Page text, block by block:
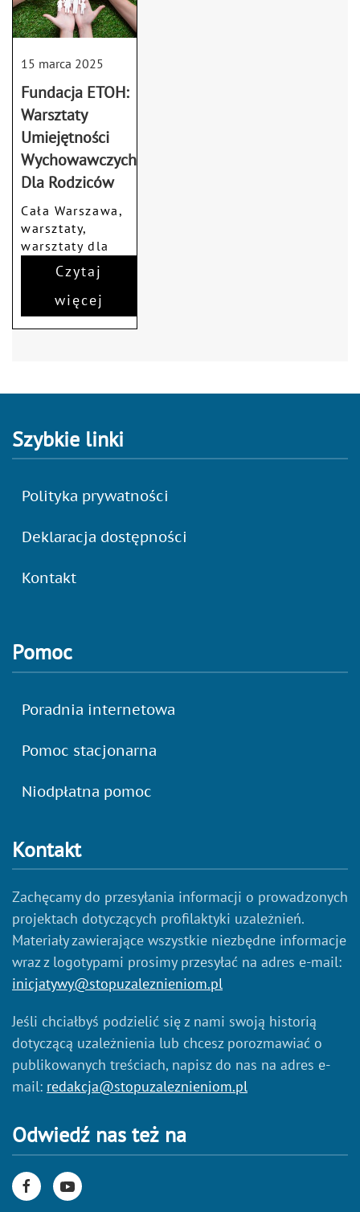
15 marca 2025
Fundacja ETOH:
Warsztaty
Umiejętności
Wychowawczych
Dla Rodziców
Cała Warszawa,
warsztaty,
warsztaty dla
rodzicówCzytaj
więcej
Szybkie linki
Polityka prywatności
Deklaracja dostępności
Kontakt
Pomoc
Poradnia internetowa
Pomoc stacjonarna
Niodpłatna pomoc
Kontakt
Zachęcamy do przesyłania informacji o prowadzonych
projektach dotyczących profilaktyki uzależnień.
Materiały zawierające wszystkie niezbędne informacje
wraz z logotypami prosimy przesyłać na adres e-mail:
inicjatywy@stopuzaleznieniom.pl
Jeśli chciałbyś podzielić się z nami swoją historią
dotyczącą uzależnienia lub chcesz porozmawiać o
publikowanych treściach, napisz do nas na adres e-
mail: redakcja@stopuzaleznieniom.pl
Odwiedź nas też na